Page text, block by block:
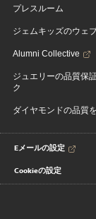
プレスルーム
ジェムキッズのウェ
Alumni Collective
ジュエリーの品質保
ク
ダイヤモンドの品質
Eメールの設定
Cookieの設定